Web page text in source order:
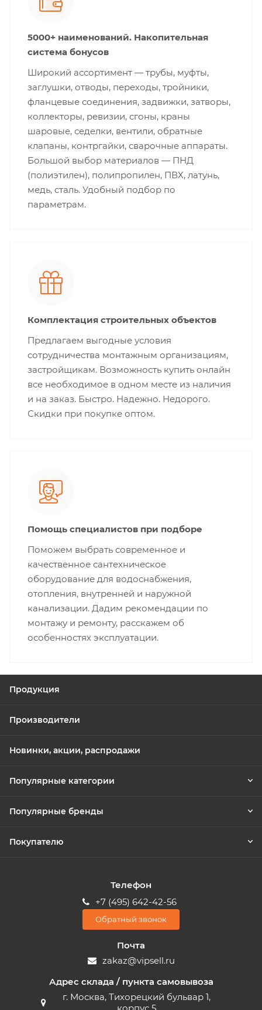
5000+ наименований. Накопительная
система бонусов
Широкий ассортимент — трубы, муфты,
заглушки, отводы, переходы, тройники,
фланцевые соединения, задвижки, затворы,
коллекторы, ревизии, сгоны, краны
шаровые, седелки, вентили, обратные
клапаны, контргайки, сварочные аппараты.
Большой выбор материалов — ПНД
(полиэтилен), полипропилен, ПВХ, латунь,
медь, сталь. Удобный подбор по
параметрам.
Комплектация строительных объектов
Предлагаем выгодные условия
сотрудничества монтажным организациям,
застройщикам. Возможность купить онлайн
все необходимое в одном месте из наличия
и на заказ. Быстро. Надежно. Недорого.
Скидки при покупке оптом.
Помощь специалистов при подборе
Поможем выбрать современное и
качественное сантехническое
оборудование для водоснабжения,
отопления, внутренней и наружной
канализации. Дадим рекомендации по
монтажу и ремонту, расскажем об
особенностях эксплуатации.
Продукция
Производители
Новинки, акции, распродажи
Популярные категории
Популярные бренды
Покупателю
Телефон
+7 (495) 642-42-56
Обратный звонок
Почта
zakaz@vipsell.ru
Адрес склада / пункта самовывоза
г. Москва, Тихорецкий бульвар 1,